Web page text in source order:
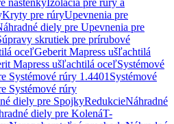
nástenkyIzolácia pre rúry a
Kryty pre rúryUpevnenia pre
diely pre Upevnenia pre
skrutiek pre prírubové
oceľGeberit Mapress ušľachtilá
Mapress ušľachtilá oceľSystémové
Systémové rúry 1.4401 Systémové
Systémové rúry
diely pre SpojkyRedukcieNáhradné
diely pre KolenáT-